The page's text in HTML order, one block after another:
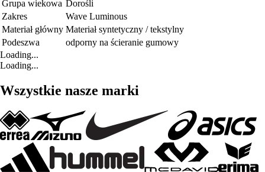
Grupa wiekowa Dorośli
Zakres
Wave Luminous
Materiał główny Materiał syntetyczny / tekstylny
Podeszwa
odporny na ścieranie gumowy
Loading...
Loading...
Wszystkie nasze marki